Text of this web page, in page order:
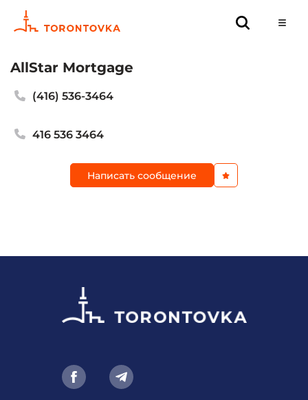
AllStar Mortgage
(416) 536-3464
416 536 3464
Написать сообщение